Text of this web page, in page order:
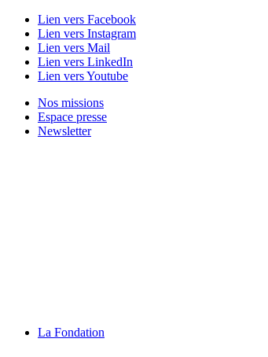
Lien vers Facebook
Lien vers Instagram
Lien vers Mail
Lien vers LinkedIn
Lien vers Youtube
Nos missions
Espace presse
Newsletter
La Fondation